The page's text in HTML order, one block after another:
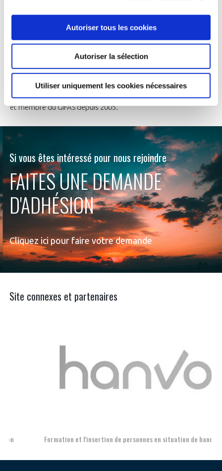
Autoriser tous les cookies
Autoriser la sélection
Utiliser uniquement les cookies nécessaires
video
TÉMOIGNAGE ADHÉRENT - CORINNE CLESSE
et membre du GIFAS depuis 2005.
Si vous êtes intéressé pour nous rejoindre
FAITES UNE DEMANDE
D'ADHÉSION
Cliquez ici pour faire votre demande
Site connexes et partenaires
Formation et l'insertion de personnes en situation de handicap